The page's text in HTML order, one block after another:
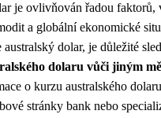
je ovlivňován řadou faktorů,
a globální ekonomické
dolar, je důležité
dolaru vůči jiným
o kurzu australského
stránky bank nebo